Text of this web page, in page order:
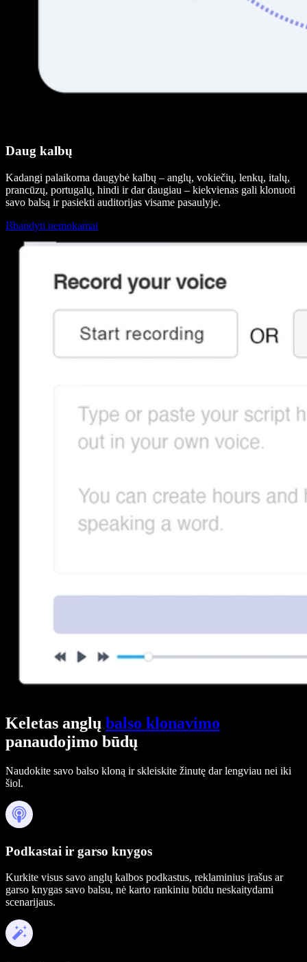
Daug kalbų
Kadangi palaikoma daugybė kalbų – anglų, vokiečių, lenkų, italų,
prancūzų, portugalų, hindi ir dar daugiau – kiekvienas gali klonuoti
savo balsą ir pasiekti auditorijas visame pasaulyje.
Išbandyti nemokamai
Keletas anglų balso klonavimo
panaudojimo būdų
Naudokite savo balso kloną ir skleiskite žinutę dar lengviau nei iki
šiol.
Podkastai ir garso knygos
Kurkite visus savo anglų kalbos podkastus, reklaminius įrašus ar
garso knygas savo balsu, nė karto rankiniu būdu neskaitydami
scenarijaus.